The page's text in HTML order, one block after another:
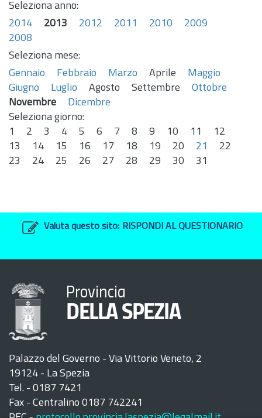
Seleziona anno:
2014
2013 2012 2011 2010
2009
2008
Seleziona mese:
Gennaio
Febbraio Marzo Aprile
Maggio
Giugno
Luglio Agosto Settembre
Ottobre
Novembre
Dicembre
Seleziona giorno:
1
2 3 4 5 6 7 8 9 10 11
12
13
14 15 16 17 18 19 20 21
22
23
24 25 26 27 28 29 30 31
Valuta questo sito: RISPONDI AL QUESTIONARIO
Provincia
DELLA SPEZIA
Palazzo del Governo - Via Vittorio Veneto, 2
19124 - La Spezia
Tel. - 0187 7421
Fax - Centralino 0187 742241